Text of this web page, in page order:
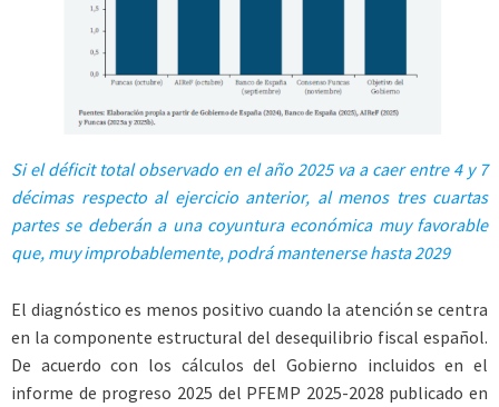
Si el déficit total observado en el año 2025 va a caer entre 4 y 7
décimas respecto al ejercicio anterior, al menos tres cuartas
partes se deberán a una coyuntura económica muy favorable
que, muy improbablemente, podrá mantenerse hasta 2029
El diagnóstico es menos positivo cuando la atención se centra
en la componente estructural del desequilibrio fiscal español.
De acuerdo con los cálculos del Gobierno incluidos en el
informe de progreso 2025 del PFEMP 2025-2028 publicado en